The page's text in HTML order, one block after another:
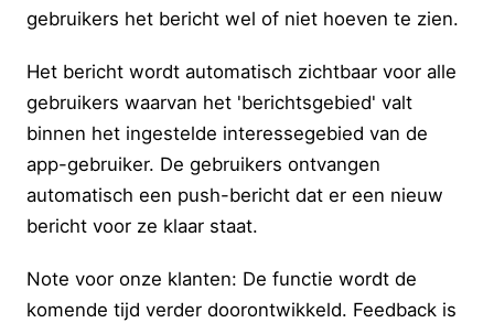
gebruikers het bericht wel of niet hoeven te zien.
Het bericht wordt automatisch zichtbaar voor alle
gebruikers waarvan het 'berichtsgebied' valt
binnen het ingestelde interessegebied van de
app-gebruiker. De gebruikers ontvangen
automatisch een push-bericht dat er een nieuw
bericht voor ze klaar staat.
Note voor onze klanten: De functie wordt de
komende tijd verder doorontwikkeld. Feedback is